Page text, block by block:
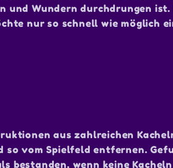
und Wundern durchdrungen
nur so schnell wie möglich
aus zahlreichen
so vom Spielfeld entfernen.
bestanden, wenn keine